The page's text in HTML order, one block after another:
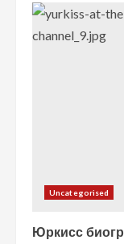
е
н
Uncategorised
Юркисс